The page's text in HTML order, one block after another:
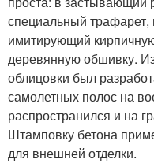
специальный трафарет,
имитирующий
деревянную обшивку.
облицовки был
самолетных полос на
распространился и на
Штамповку бетона
для внешней отделки.